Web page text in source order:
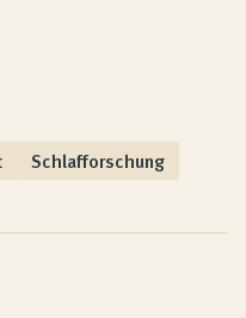
Schlafforschung